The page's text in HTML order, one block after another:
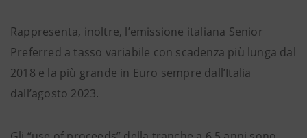
Rappresenta, inoltre, l’emissione italiana Senior
Preferred a tasso variabile con scadenza più lunga dal
2018 e la più grande in Euro sempre dall’Italia
dall’agosto 2023.